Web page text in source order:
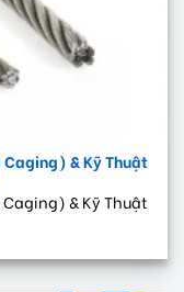
Caging) & Kỹ Thuật
Caging) & Kỹ Thuật